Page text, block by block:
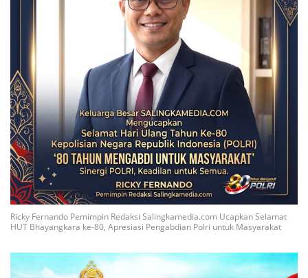
Ricky Fernando Pemimpin Redaksi Salingkamedia.com Ucapkan Selamat
HUT Bhayangkara ke-80, Apresiasi Pengabdian Polri untuk Masyarakat